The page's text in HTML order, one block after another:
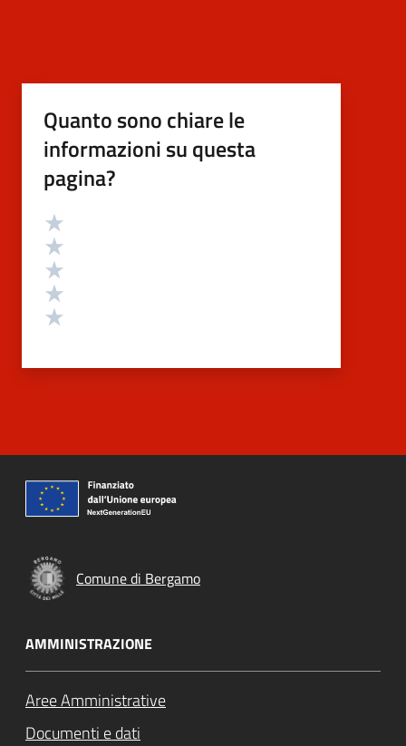
Quanto sono chiare le
informazioni su questa
pagina?
Valutazione
Comune di Bergamo
AMMINISTRAZIONE
Aree Amministrative
Documenti e dati